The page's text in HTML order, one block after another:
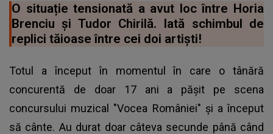
O situație tensionată a avut loc între Horia
Brenciu și Tudor Chirilă. Iată schimbul de
replici tăioase între cei doi artiști!
Totul a început în momentul în care o tânără
concurentă de doar 17 ani a pășit pe scena
concursului muzical "Vocea României" și a început
să cânte. Au durat doar câteva secunde până când